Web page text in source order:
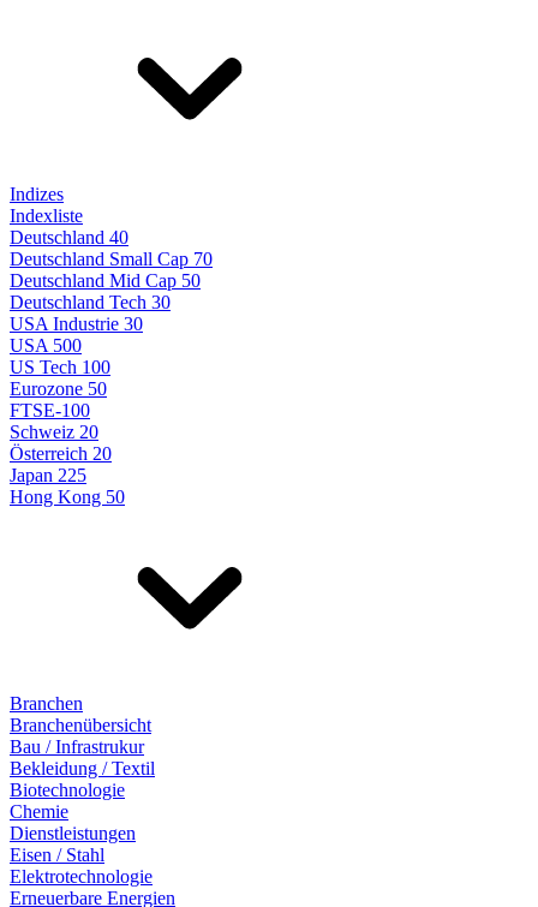
Indizes
Indexliste
Deutschland 40
Deutschland Small Cap 70
Deutschland Mid Cap 50
Deutschland Tech 30
USA Industrie 30
USA 500
US Tech 100
Eurozone 50
FTSE-100
Schweiz 20
Österreich 20
Japan 225
Hong Kong 50
Branchen
Branchenübersicht
Bau / Infrastrukur
Bekleidung / Textil
Biotechnologie
Chemie
Dienstleistungen
Eisen / Stahl
Elektrotechnologie
Erneuerbare Energien